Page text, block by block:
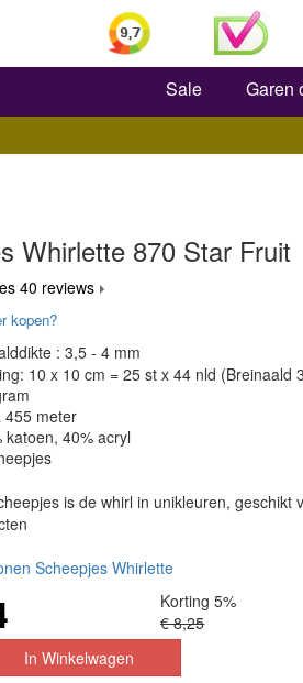
Zoeken
Sale Garen
Whirlette 870 Star Fruit
40 reviews
kopen?
: 3,5 - 4 mm
10 x 10 cm = 25 st x 44 nld (Breinaald
455 meter
katoen, 40% acryl
is de whirl in unikleuren, geschikt
Scheepjes Whirlette
Korting 5%
€ 8,25